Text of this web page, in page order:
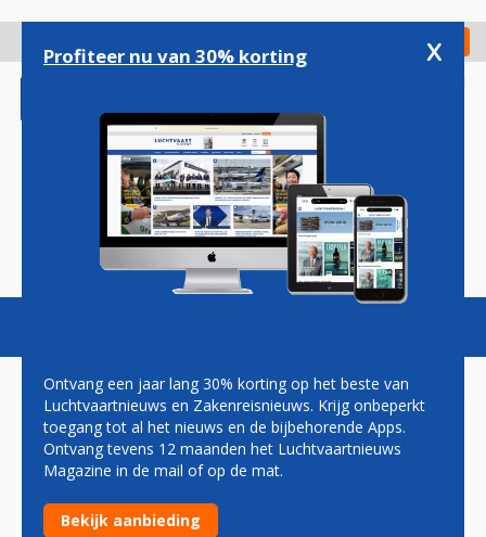
gaan
Check in
Magazine Podcasts Vacatures
KLM-VLUCHT VAST IN
SURINAME NA KLAPBANDEN,
LUCHTHAVEN DICHT
Profiteer nu van 30% korting x
Ontvang een jaar lang 30% korting op het beste van
Luchtvaartnieuws en Zakenreisnieuws. Krijg onbeperkt
toegang tot al het nieuws en de bijbehorende Apps.
Ontvang tevens 12 maanden het Luchtvaartnieuws
Magazine in de mail of op de mat.
Bekijk aanbieding